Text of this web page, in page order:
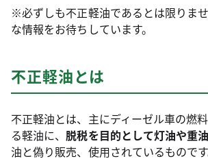
※必ずしも不正軽油であるとは限りま
な情報をお待ちしています。
不正軽油とは
不正軽油とは、主にディーゼル車の燃
る軽油に、脱税を目的として灯油や重
油と偽り販売、使用されているものです